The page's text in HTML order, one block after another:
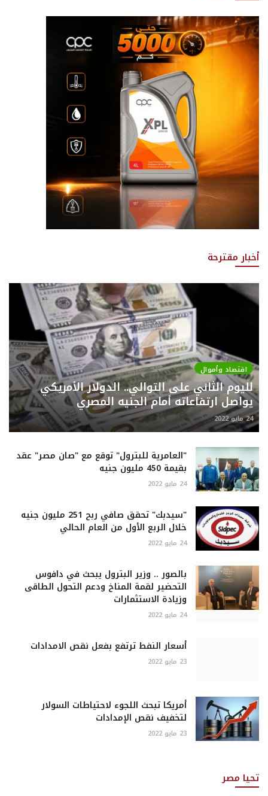
أخبار مقترحة
اقتصاد وأموال
لليوم الثاني على التوالي.. الدولار الأمريكي
يواصل ارتفاعاته أمام الجنيه المصري
24 مايو 2022
"العامرية للبترول" توقع مع "صان مصر" عقد
بقيمة 450 مليون جنيه
24 مايو 2022
"سيدبك" تحقق صافي ربح 251 مليون جنيه
خلال الربع الأول من العام الحالي
24 مايو 2022
بالصور .. وزير البترول يبحث في دافوس
التحضير لقمة المناخ ودعم التحول الطاقى
وزيادة الاستثمارات
24 مايو 2022
أسعار النفط ترتفع بفعل نقص الامدادات
23 مايو 2022
أمريكا تبحث اللجوء لاحتياطات السولار
لتخفيف نقص الإمدادات
23 مايو 2022
تحيا مصر